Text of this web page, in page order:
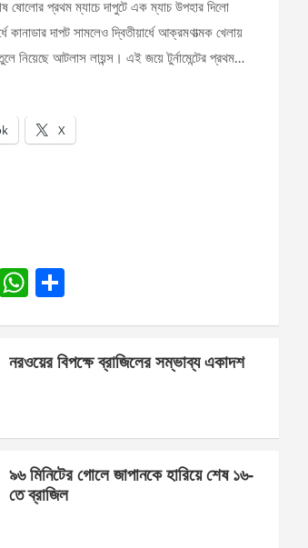
ষোলোর প্রথম ম্যাচে দাপুটে এক ম্যাচ উপহার দিলো
কানাডার দাপট সামলেও দ্বিতীয়ার্ধে আক্রমণাত্মক খেলায়
নিয়েছে আটলাস লায়ন্স। এই জয়ে টুর্নামেন্টের প্রথম…
X
M W
s
p
e
নরওয়ের বিপক্ষে ব্রাজিলের সম্ভাব্য একাদশ
৯৬ মিনিটের গোলে জাপানকে হারিয়ে শেষ ১৬-
তে ব্রাজিল